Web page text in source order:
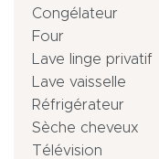
Congélateur
Four
Lave linge privatif
Lave vaisselle
Réfrigérateur
Sèche cheveux
Télévision